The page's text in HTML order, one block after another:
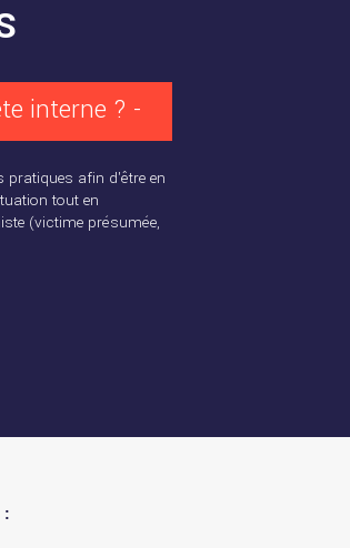
interne ? -
pratiques afin d'être en
tout en
(victime présumée,
: